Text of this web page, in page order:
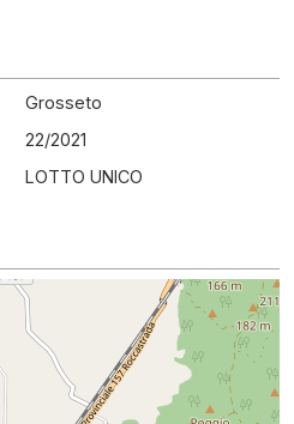
Grosseto
22/2021
LOTTO UNICO